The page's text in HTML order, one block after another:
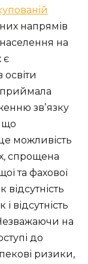
напрямів
на
є
приймала
звʼязку
що
можливість
спрощена
та фахової
відсутність
на
до
ризики,